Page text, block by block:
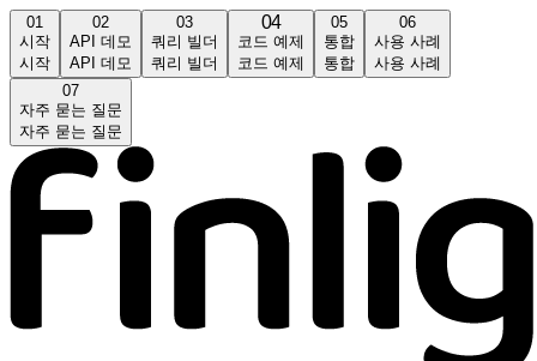
01
시작
시작
02
API 데모
API 데모
03
쿼리 빌더
쿼리 빌더
04
코드 예제
코드 예제
05
통합
통합
06
사용 사례
사용 사례
07
자주 묻는 질문
자주 묻는 질문